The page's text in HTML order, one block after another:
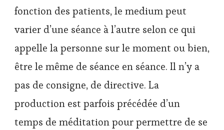
fonction des patients, le medium peut
varier d’une séance à l’autre selon ce qui
appelle la personne sur le moment ou bien,
être le même de séance en séance. Il n’y a
pas de consigne, de directive. La
production est parfois précédée d’un
temps de méditation pour permettre de se